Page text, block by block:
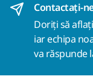
Contactaţi-
Doriți să
iar echipa
va răspunde